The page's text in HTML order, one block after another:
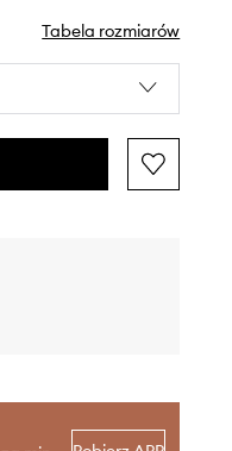
Tabela rozmiarów